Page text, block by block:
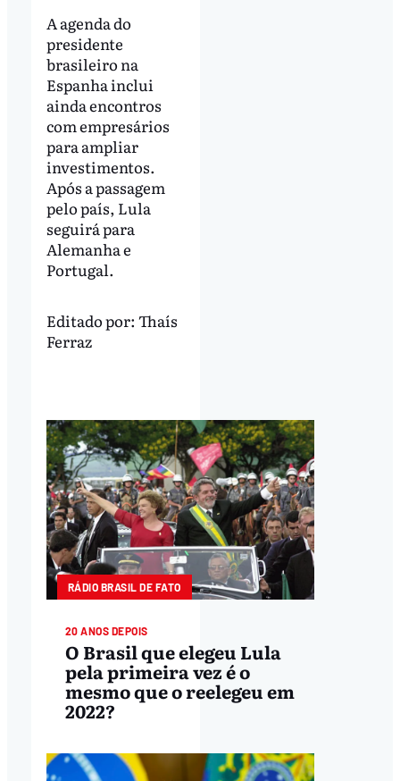
A agenda do
presidente
brasileiro na
Espanha inclui
ainda encontros
com empresários
para ampliar
investimentos.
Após a passagem
pelo país, Lula
seguirá para
Alemanha e
Portugal.
Editado por: Thaís
Ferraz
RÁDIO BRASIL DE FATO
20 ANOS DEPOIS
O Brasil que elegeu Lula
pela primeira vez é o
mesmo que o reelegeu em
2022?